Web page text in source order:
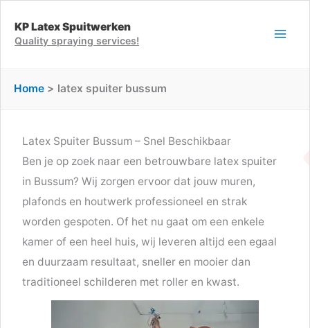
naarKP Latex Spuitwerken
Quality spraying services!
Home latex spuiter bussum
Latex Spuiter Bussum – Snel Beschikbaar
Ben je op zoek naar een betrouwbare latex spuiter
in Bussum? Wij zorgen ervoor dat jouw muren,
plafonds en houtwerk professioneel en strak
worden gespoten. Of het nu gaat om een enkele
kamer of een heel huis, wij leveren altijd een egaal
en duurzaam resultaat, sneller en mooier dan
traditioneel schilderen met roller en kwast.